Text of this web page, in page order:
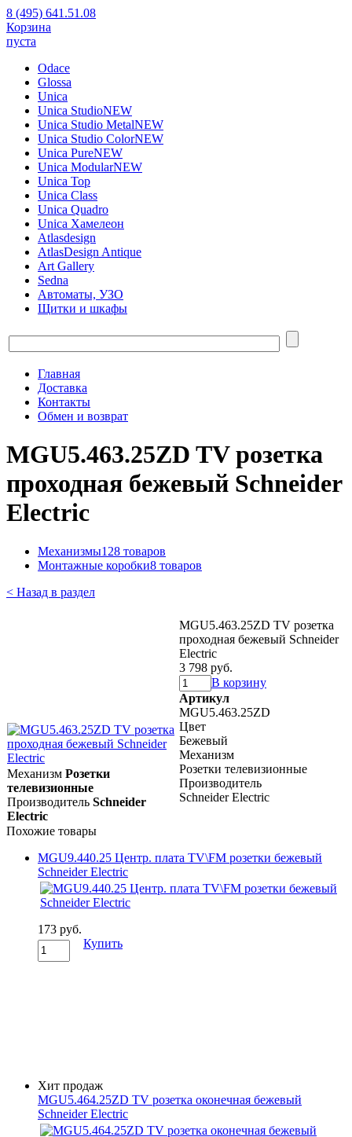
8 (495) 641.51.08
Корзина
пуста
Odace
Glossa
Unica
Unica StudioNEW
Unica Studio MetalNEW
Unica Studio ColorNEW
Unica PureNEW
Unica ModularNEW
Unica Top
Unica Class
Unica Quadro
Unica Хамелеон
Atlasdesign
AtlasDesign Antique
Art Gallery
Sedna
Автоматы, УЗО
Щитки и шкафы
Главная
Доставка
Контакты
Обмен и возврат
MGU5.463.25ZD TV розетка
проходная бежевый Schneider
Electric
Механизмы128 товаров
Монтажные коробки8 товаров
< Назад в раздел
MGU5.463.25ZD TV розетка
проходная бежевый Schneider
Electric
3 798 руб.
В корзину
Артикул
MGU5.463.25ZD
Цвет
Бежевый
Механизм
Розетки телевизионные
Производитель
Schneider Electric
Механизм Розетки
телевизионные
Производитель Schneider
Electric
Похожие товары
MGU9.440.25 Центр. плата TV\FM розетки бежевый
Schneider Electric
173 руб.
Купить
Хит продаж
MGU5.464.25ZD TV розетка оконечная бежевый
Schneider Electric